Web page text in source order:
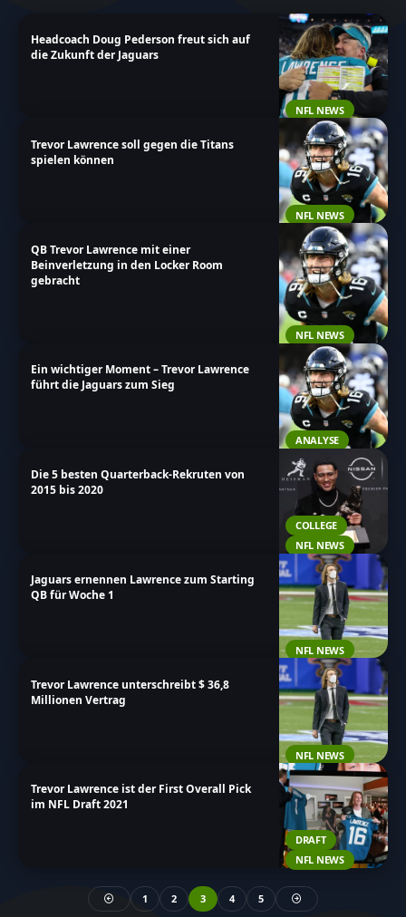
Beiträge und bleibe stets über alles informiert, was
Trevor Lawrence betrifft.
NFL NEWS
Headcoach Doug Pederson freut sich auf
die Zukunft der Jaguars
NFL NEWS
Trevor Lawrence soll gegen die Titans
spielen können
NFL NEWS
QB Trevor Lawrence mit einer
Beinverletzung in den Locker Room
gebracht
ANALYSE
Ein wichtiger Moment – Trevor Lawrence
führt die Jaguars zum Sieg
COLLEGE
NFL NEWS
Die 5 besten Quarterback-Rekruten von
2015 bis 2020
NFL NEWS
Jaguars ernennen Lawrence zum Starting
QB für Woche 1
NFL NEWS
Trevor Lawrence unterschreibt $ 36,8
Millionen Vertrag
DRAFT
NFL NEWS
Trevor Lawrence ist der First Overall Pick
im NFL Draft 2021
1 2 3 4 5